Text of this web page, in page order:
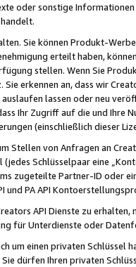
oder sonstige
Sie können Produkt-
erteilt haben,
stellen. Wenn Sie
erkennen an, dass wir
lassen oder neu
Ihr Zugriff auf die und Ihre
(einschließlich dieser
Stellen von Anfragen an
Schlüsselpaar eine
zugeteilte Partner-ID oder
und PA API
API Dienste zu
für Unterdienste oder
um einen privaten
dürfen Ihren privaten